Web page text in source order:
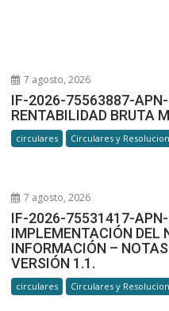
7 agosto, 2026
IF-2026-75563887-APN-
RENTABILIDAD BRUTA
circulares Circulares y
7 agosto, 2026
IF-2026-75531417-
IMPLEMENTACIÓN DEL
INFORMACIÓN –
VERSIÓN 1.1.
circulares Circulares y